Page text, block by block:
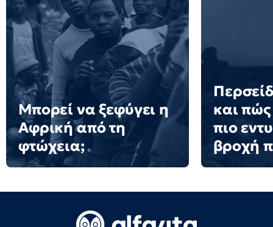
Μπορεί να ξεφύγει η
Αφρική από τη
φτώχεια;
και πώς
πιο
βροχή